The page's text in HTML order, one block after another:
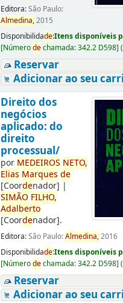
Editora:São Paulo:
Almedina,2015
Disponibilidade:Itens disponíveis
[Númerodechamada:342.2 D598]
Reservar
Adicionar ao seu
Direito dos
negócios
aplicado: do
direito
processual/
por MEDEIROS NETO,
Elias Marques de
[Coordenador] |
SIMÃO FILHO,
Adalberto
[Coordenador].
Editora:São Paulo:Almedina,2016
Disponibilidade:Itens disponíveis
[Númerodechamada:342.2 D598]
Reservar
Adicionar ao seu